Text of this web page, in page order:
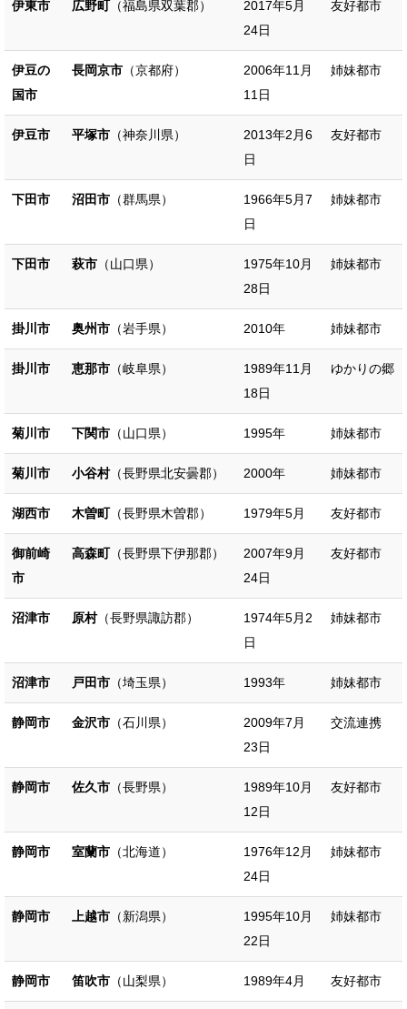
伊東市 広野町 （福島県双葉郡）
2017年5月
24日
友好都市
伊豆の
国市
長岡京市 （京都府）
2006年11月
11日
姉妹都市
伊豆市 平塚市 （神奈川県）
2013年2月6
日
友好都市
下田市 沼田市 （群馬県）
1966年5月7
日
姉妹都市
下田市 萩市 （山口県）
1975年10月
28日
姉妹都市
掛川市 奥州市 （岩手県） 2010年 姉妹都市
掛川市 恵那市 （岐阜県）
1989年11月
18日
ゆかりの郷
菊川市 下関市 （山口県） 1995年 姉妹都市
菊川市 小谷村（長野県北安曇郡） 2000年 姉妹都市
湖西市 木曽町 （長野県木曽郡） 1979年5月 友好都市
御前崎
市
高森町 （長野県下伊那郡）
2007年9月
24日
友好都市
沼津市 原村（長野県諏訪郡）
1974年5月2
日
姉妹都市
沼津市 戸田市 （埼玉県） 1993年 姉妹都市
静岡市 金沢市 （石川県）
2009年7月
23日
交流連携
静岡市 佐久市 （長野県）
1989年10月
12日
友好都市
静岡市 室蘭市 （北海道）
1976年12月
24日
姉妹都市
静岡市 上越市 （新潟県）
1995年10月
22日
姉妹都市
静岡市 笛吹市 （山梨県） 1989年4月 友好都市